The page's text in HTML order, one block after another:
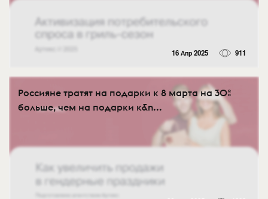
16 Апр 2025 911
Россияне тратят на подарки к 8 марта на 30%
больше, чем на подарки к&n...